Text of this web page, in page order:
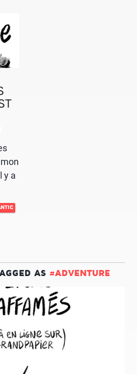
y a
AS #ADVENTURE